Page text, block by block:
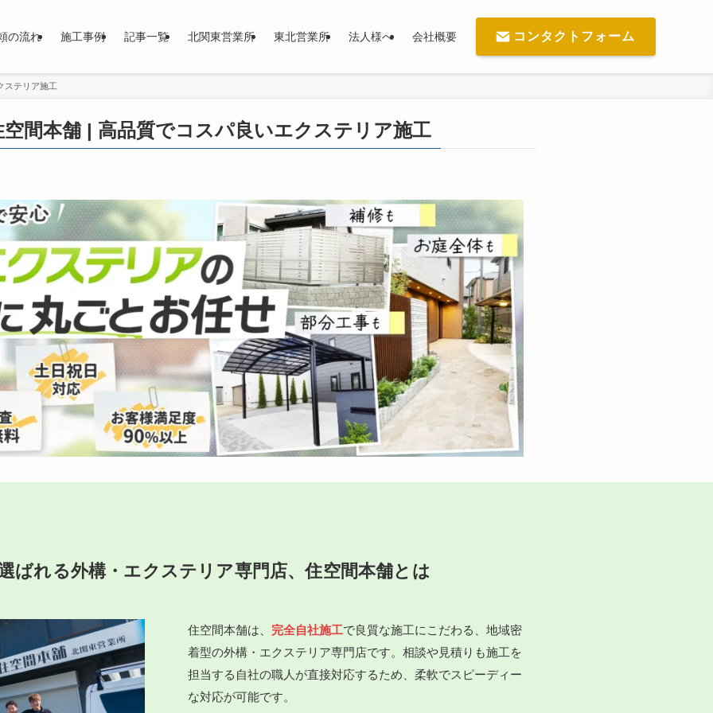
の流れ 施工事例 記事一覧 北関東営業所 東北営業所 法人様へ 会社概要 コンタクトフォーム
ステリア施工
間本舗 | 高品質でコスパ良いエクステリア施工
ばれる外構・エクステリア専門店、住空間本舗とは
住空間本舗は、 完全自社施工で良質な施工にこだわる、地域密
着型の外構・エクステリア専門店です。相談や見積りも施工を
担当する自社の職人が直接対応するため、柔軟でスピーディー
な対応が可能です。